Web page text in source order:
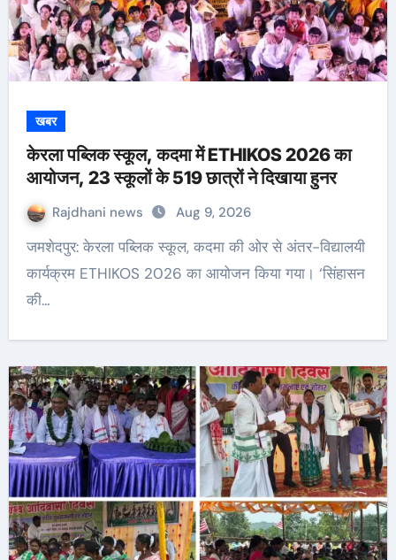
खबर
केरला पब्लिक स्कूल, कदमा में ETHIKOS 2026 का
आयोजन, 23 स्कूलों के 519 छात्रों ने दिखाया हुनर
Rajdhani news Aug 9, 2026
जमशेदपुर: केरला पब्लिक स्कूल, कदमा की ओर से अंतर-विद्यालयी
कार्यक्रम ETHIKOS 2026 का आयोजन किया गया। ‘सिंहासन
की…